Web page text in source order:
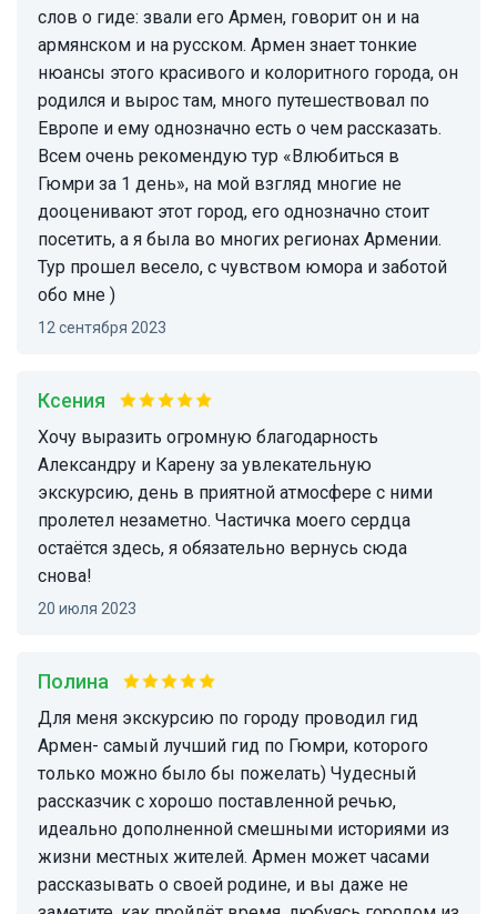
слов о гиде: звали его Армен, говорит он и на
армянском и на русском. Армен знает тонкие
нюансы этого красивого и колоритного города, он
родился и вырос там, много путешествовал по
Европе и ему однозначно есть о чем рассказать.
Всем очень рекомендую тур «Влюбиться в
Гюмри за 1 день», на мой взгляд многие не
дооценивают этот город, его однозначно стоит
посетить, а я была во многих регионах Армении.
Тур прошел весело, с чувством юмора и заботой
обо мне )
12 сентября 2023
Ксения
Хочу выразить огромную благодарность
Александру и Карену за увлекательную
экскурсию, день в приятной атмосфере с ними
пролетел незаметно. Частичка моего сердца
остаётся здесь, я обязательно вернусь сюда
снова!
20 июля 2023
Полина
Для меня экскурсию по городу проводил гид
Армен- самый лучший гид по Гюмри, которого
только можно было бы пожелать) Чудесный
рассказчик с хорошо поставленной речью,
идеально дополненной смешными историями из
жизни местных жителей. Армен может часами
рассказывать о своей родине, и вы даже не